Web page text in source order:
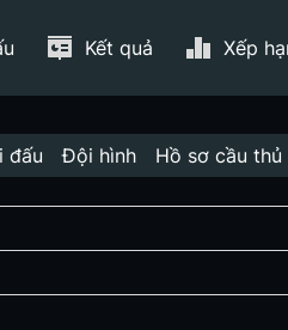
Kết quả Xếp
đấu Đội hình Hồ sơ cầu thủ